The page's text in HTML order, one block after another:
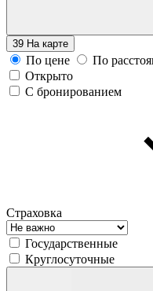
39 На карте
По цене
По
Открыто
С бронированием
Страховка
Государственные
Круглосуточные